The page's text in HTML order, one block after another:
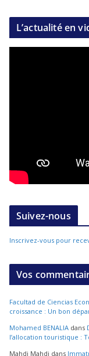
L’actualité en
Suivez-nous
Inscrivez-vous pour
Vos
Facultad de Ciencias
croissance : Un bon
Mohamed BENALIA dans
l’allocation touristique :
Mahdi Mahdi dans